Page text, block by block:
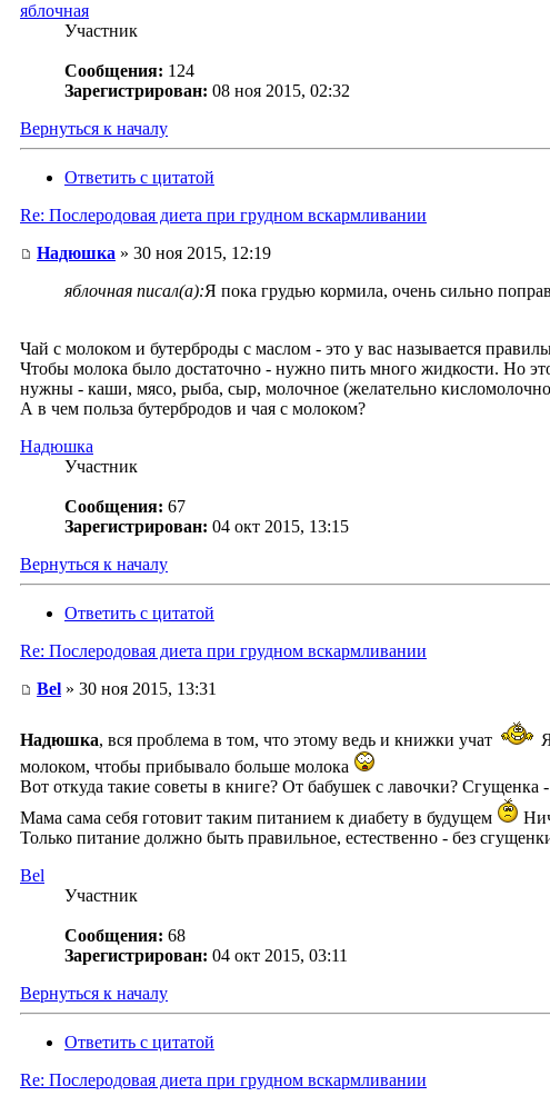
яблочная
Участник
Сообщения: 124
Зарегистрирован: 08 ноя 2015, 02:32
Вернуться к началу
Ответить с цитатой
Re: Послеродовая диета при грудном вскармливании
Надюшка » 30 ноя 2015, 12:19
яблочная писал(а):Я пока грудью кормила, очень сильно
Чай с молоком и бутерброды с маслом - это у вас называется
Чтобы молока было достаточно - нужно пить много жидкости. Но
нужны - каши, мясо, рыба, сыр, молочное (желательно
А в чем польза бутербродов и чая с молоком?
Надюшка
Участник
Сообщения: 67
Зарегистрирован: 04 окт 2015, 13:15
Вернуться к началу
Ответить с цитатой
Re: Послеродовая диета при грудном вскармливании
Bel » 30 ноя 2015, 13:31
Надюшка, вся проблема в том, что этому ведь и книжки учат
молоком, чтобы прибывало больше молока
Вот откуда такие советы в книге? От бабушек с лавочки?
Мама сама себя готовит таким питанием к диабету в будущем
Только питание должно быть правильное, естественно - без
Bel
Участник
Сообщения: 68
Зарегистрирован: 04 окт 2015, 03:11
Вернуться к началу
Ответить с цитатой
Re: Послеродовая диета при грудном вскармливании